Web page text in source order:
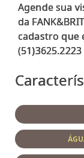
Agende sua
da
cadastro que
(51)3625.2223